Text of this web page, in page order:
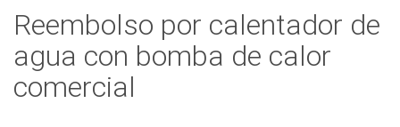
Reembolso por calentador de
agua con bomba de calor
comercial